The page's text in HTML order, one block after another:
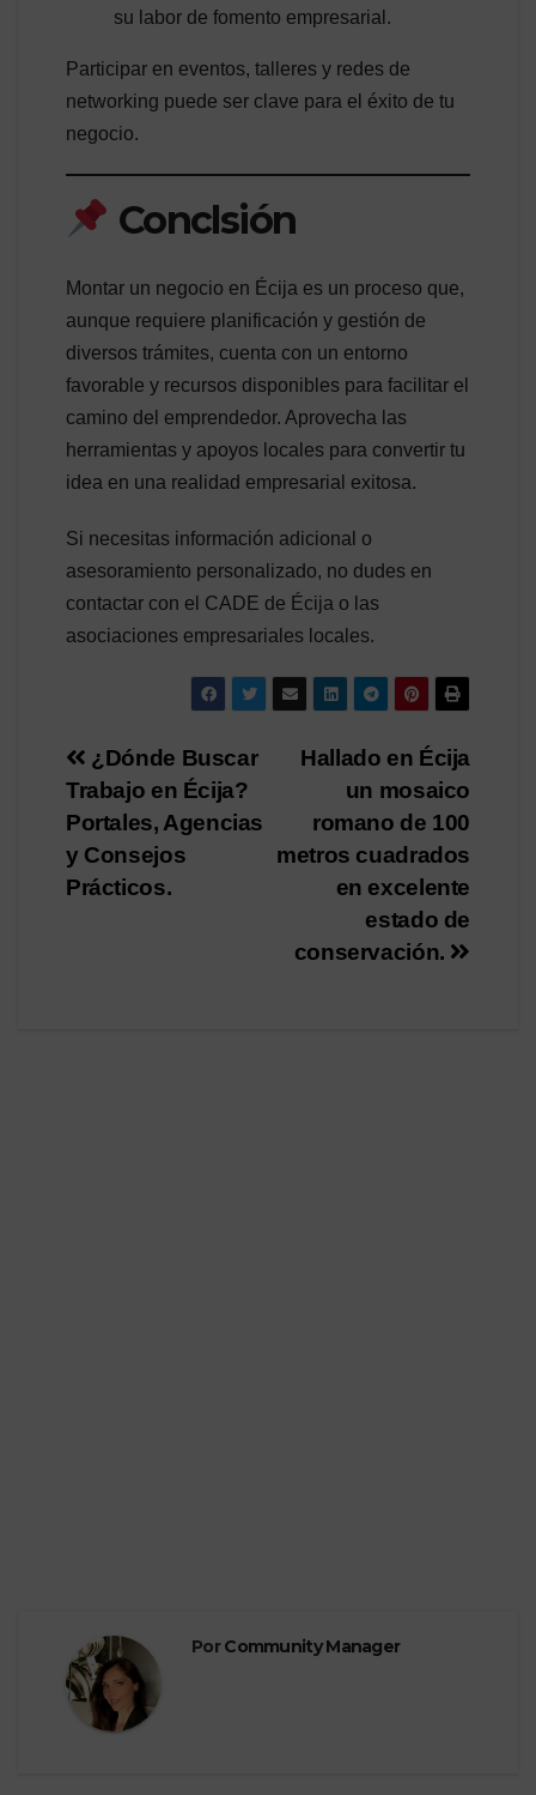
su labor de fomento empresarial.
Participar en eventos, talleres y redes de
networking puede ser clave para el éxito de tu
negocio.
Conclsión
Montar un negocio en Écija es un proceso que,
aunque requiere planificación y gestión de
diversos trámites, cuenta con un entorno
favorable y recursos disponibles para facilitar el
camino del emprendedor. Aprovecha las
herramientas y apoyos locales para convertir tu
idea en una realidad empresarial exitosa.
Si necesitas información adicional o
asesoramiento personalizado, no dudes en
contactar con el CADE de Écija o las
asociaciones empresariales locales.
Navegación
de
entradas
Hallado en Écija
un mosaico
romano de 100
metros cuadrados
en excelente
estado de
conservación.
¿Dónde Buscar
Trabajo en Écija?
Portales, Agencias
y Consejos
Prácticos.
PorCommunity Manager